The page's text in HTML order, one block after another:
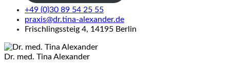
+49 (0)30 89 54 25 55
praxis@dr.tina-alexander.de
Frischlingssteig 4, 14195 Berlin
Dr. med. Tina Alexander